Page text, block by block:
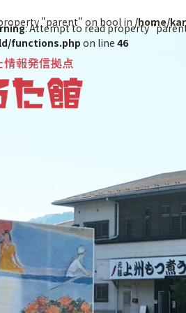
"parent" on bool in /home/
: Attempt to read property
functions.php on line 46